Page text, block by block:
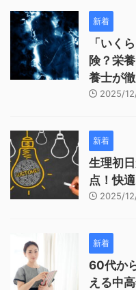
新着
「いく
険？栄
養士が徹
2025/
新着
生理初
点！快
2025/
新着
60代か
える中